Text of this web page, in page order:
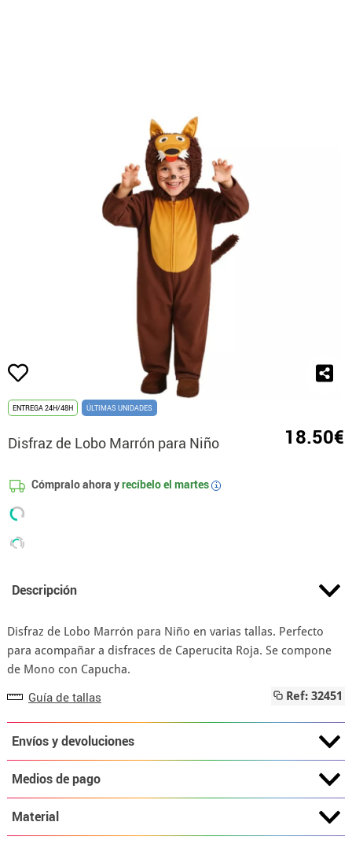
ENTREGA 24H/48H ÚLTIMAS UNIDADES
Disfraz de Lobo Marrón para Niño 18.50€
Cómpralo ahora yrecíbelo el martes i
Descripción
Disfraz de Lobo Marrón para Niño en varias tallas. Perfecto
para acompañar a disfraces de Caperucita Roja. Se compone
de Mono con Capucha.
Guía de tallas Ref: 32451
Envíos y devoluciones
Medios de pago
Material